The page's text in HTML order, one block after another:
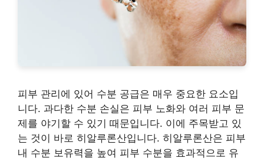
피부 관리에 있어 수분 공급은 매우 중요한 요소입
니다. 과다한 수분 손실은 피부 노화와 여러 피부 문
제를 야기할 수 있기 때문입니다. 이에 주목받고 있
는 것이 바로 히알루론산입니다. 히알루론산은 피부
내 수분 보유력을 높여 피부 수분을 효과적으로 유